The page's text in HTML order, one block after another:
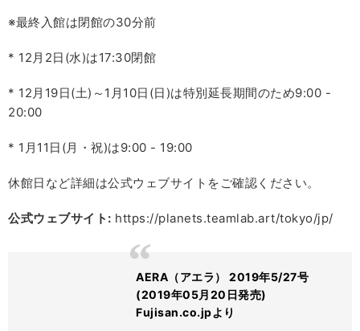
※最終入館は閉館の30分前
* 12月2日(水)は17:30閉館
* 12月19日(土)～1月10日(日)は特別延長期間のため9:00 -
20:00
* 1月11日(月・祝)は9:00 - 19:00
休館日など詳細は公式ウェブサイトをご確認ください。
公式ウェブサイト: https://planets.teamlab.art/tokyo/jp/
AERA（アエラ） 2019年5/27号
(2019年05月20日発売)
Fujisan.co.jpより